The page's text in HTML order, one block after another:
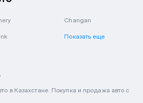
Changan
Показать еще
в Казахстане. Покупка и продажа авто с